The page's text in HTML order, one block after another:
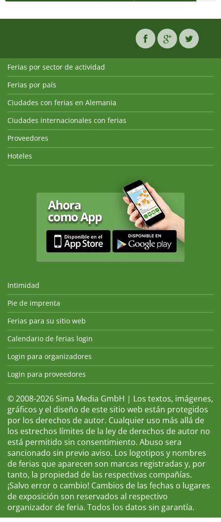
Ferias por sector de actividad
Ferias por país
Ciudades con ferias en Alemania
Ciudades internacionales con ferias
Proveedores
Hoteles
Intimidad
Pie de imprenta
Ferias para su sitio web
Calendario de ferias login
Login para organizadores
Login para proveedores
© 2008-2026 Sima Media GmbH | Los textos, imágenes,
gráficos y el diseño de este sitio web están protegidos
por los derechos de autor. Cualquier uso más allá de
los estrechos límites de la ley de derechos de autor no
está permitido sin consentimiento. Abuso sera
sancionado sin previo aviso. Los logotipos y nombres
de ferias que aparecen son marcas registradas y, por
tanto, la propiedad de las respectivas compañías.
¡Salvo error o cambio! Cambios de las fechas o lugares
de exposición son reservados al respectivo
organizador de feria. Todos los datos sin garantía.